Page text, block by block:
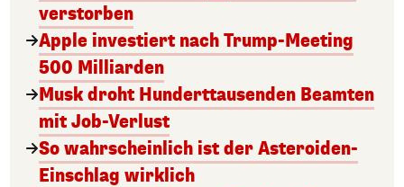
verstorben
Apple investiert nach Trump-Meeting
500 Milliarden
Musk droht Hunderttausenden Beamten
mit Job-Verlust
So wahrscheinlich ist der Asteroiden-
Einschlag wirklich